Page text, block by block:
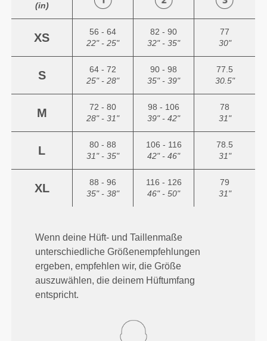
(in)
XS
56 - 64
22" - 25"
82 - 90
32" - 35"
77
30"
S
64 - 72
25" - 28"
90 - 98
35" - 39"
77.5
30.5"
M
72 - 80
28" - 31"
98 - 106
39" - 42"
78
31"
L
80 - 88
31" - 35"
106 - 116
42" - 46"
78.5
31"
XL
88 - 96
35" - 38"
116 - 126
46" - 50"
79
31"
Wenn deine Hüft- und Taillenmaße
unterschiedliche Größenempfehlungen
ergeben, empfehlen wir, die Größe
auszuwählen, die deinem Hüftumfang
entspricht.